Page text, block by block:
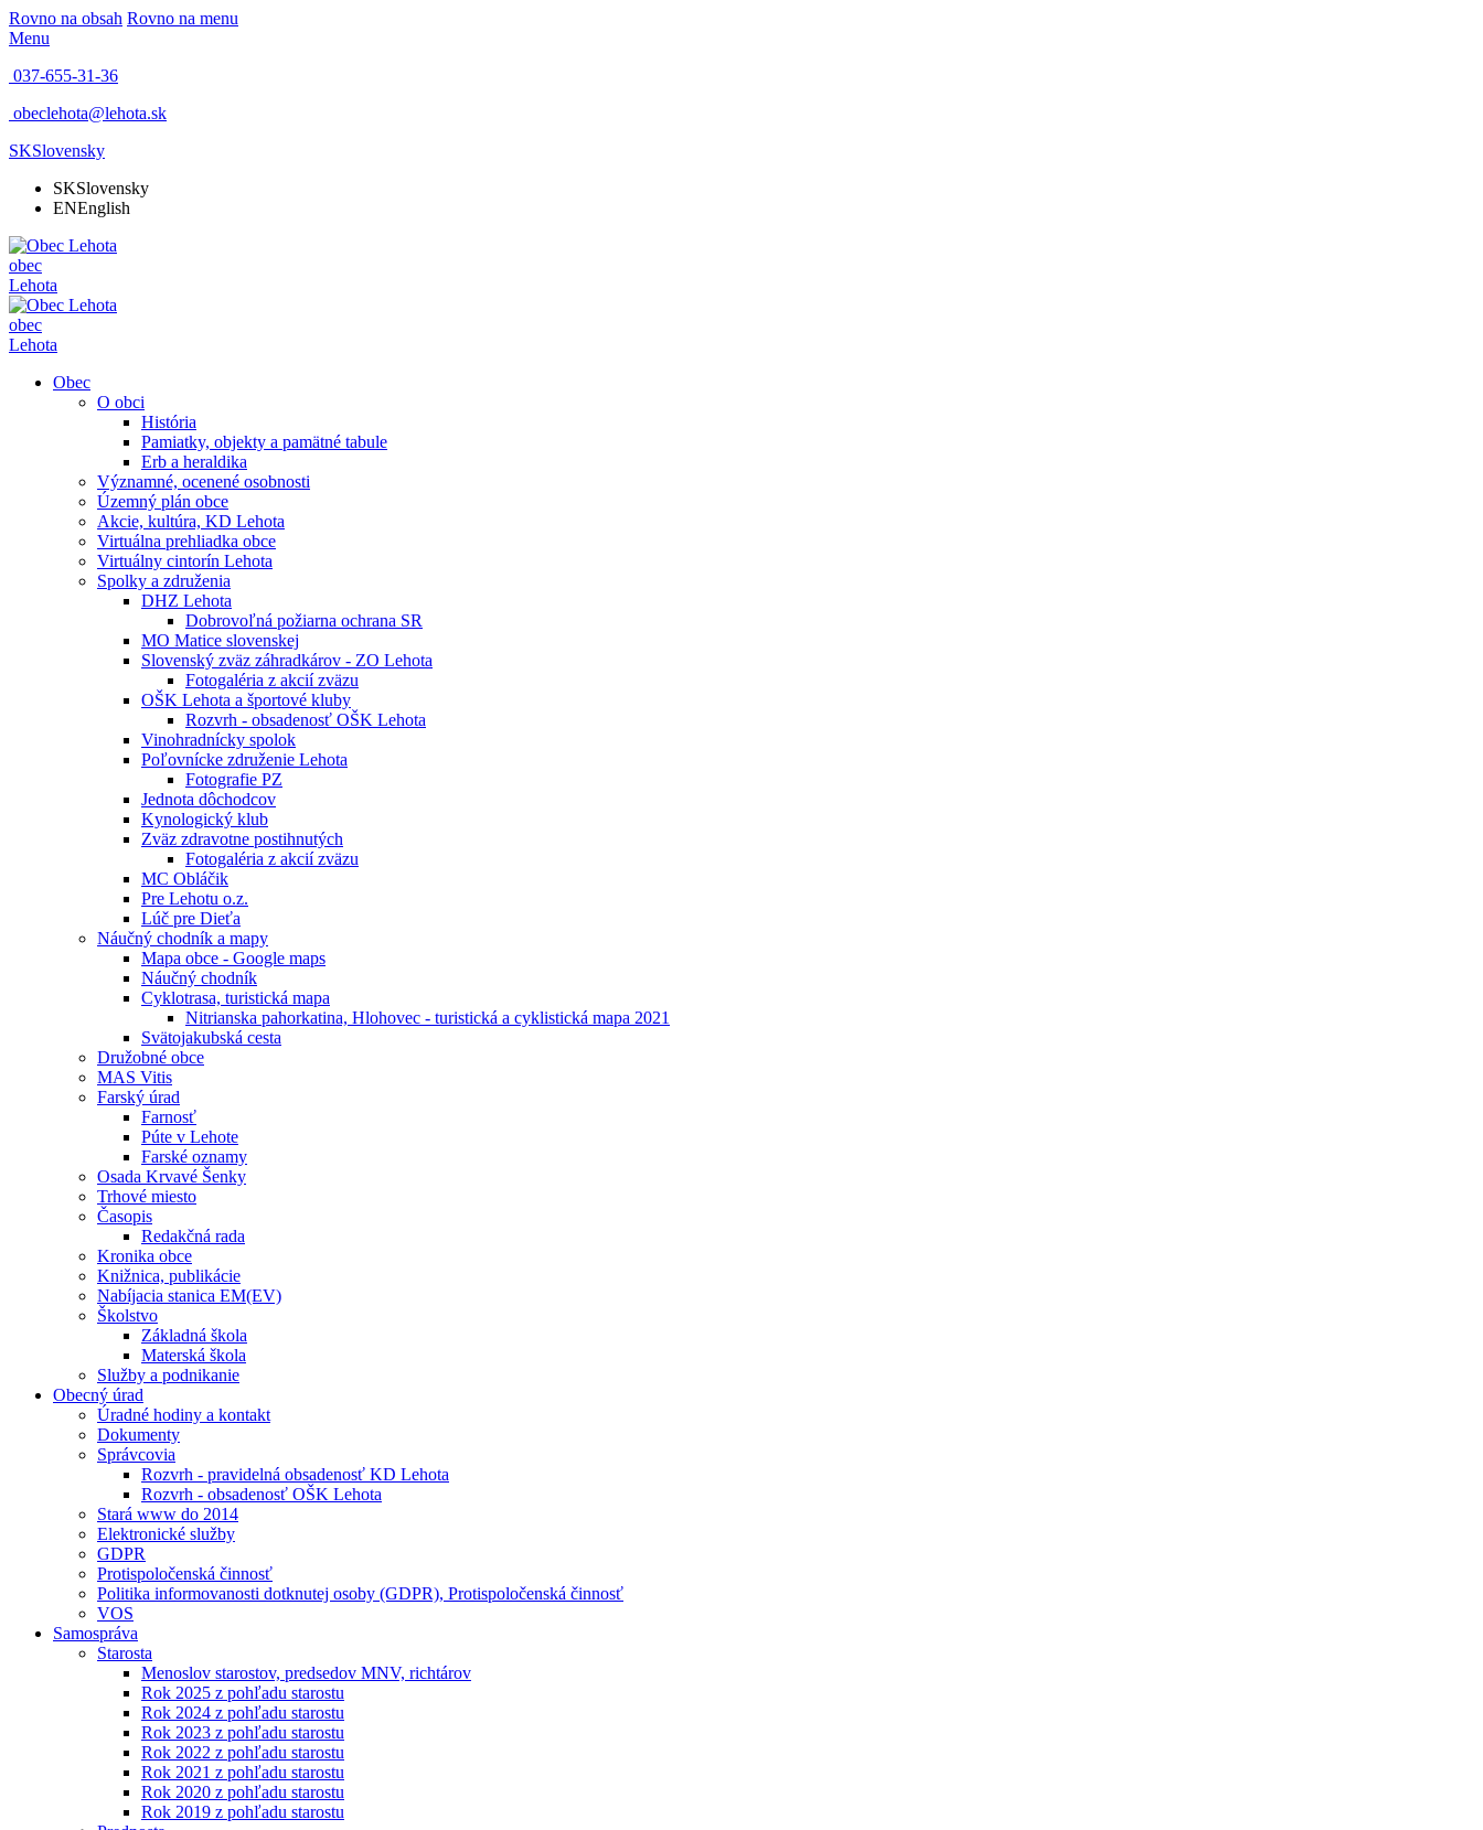
Rovno na obsah Rovno na menu
Menu
037-655-31-36
obeclehota@lehota.sk
SKSlovensky
SKSlovensky
ENEnglish
obec
Lehota
obec
Lehota
Obec
O obci
História
Pamiatky, objekty a pamätné tabule
Erb a heraldika
Významné, ocenené osobnosti
Územný plán obce
Akcie, kultúra, KD Lehota
Virtuálna prehliadka obce
Virtuálny cintorín Lehota
Spolky a združenia
DHZ Lehota
Dobrovoľná požiarna ochrana SR
MO Matice slovenskej
Slovenský zväz záhradkárov - ZO Lehota
Fotogaléria z akcií zväzu
OŠK Lehota a športové kluby
Rozvrh - obsadenosť OŠK Lehota
Vinohradnícky spolok
Poľovnícke združenie Lehota
Fotografie PZ
Jednota dôchodcov
Kynologický klub
Zväz zdravotne postihnutých
Fotogaléria z akcií zväzu
MC Obláčik
Pre Lehotu o.z.
Lúč pre Dieťa
Náučný chodník a mapy
Mapa obce - Google maps
Náučný chodník
Cyklotrasa, turistická mapa
Nitrianska pahorkatina, Hlohovec - turistická a cyklistická mapa 2021
Svätojakubská cesta
Družobné obce
MAS Vitis
Farský úrad
Farnosť
Púte v Lehote
Farské oznamy
Osada Krvavé Šenky
Trhové miesto
Časopis
Redakčná rada
Kronika obce
Knižnica, publikácie
Nabíjacia stanica EM(EV)
Školstvo
Základná škola
Materská škola
Služby a podnikanie
Obecný úrad
Úradné hodiny a kontakt
Dokumenty
Správcovia
Rozvrh - pravidelná obsadenosť KD Lehota
Rozvrh - obsadenosť OŠK Lehota
Stará www do 2014
Elektronické služby
GDPR
Protispoločenská činnosť
Politika informovanosti dotknutej osoby (GDPR), Protispoločenská činnosť
VOS
Samospráva
Starosta
Menoslov starostov, predsedov MNV, richtárov
Rok 2025 z pohľadu starostu
Rok 2024 z pohľadu starostu
Rok 2023 z pohľadu starostu
Rok 2022 z pohľadu starostu
Rok 2021 z pohľadu starostu
Rok 2020 z pohľadu starostu
Rok 2019 z pohľadu starostu